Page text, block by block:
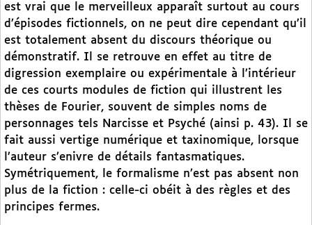
est vrai que le merveilleux apparaît surtout au cours
d’épisodes fictionnels, on ne peut dire cependant qu’il
est totalement absent du discours théorique ou
démonstratif. Il se retrouve en effet au titre de
digression exemplaire ou expérimentale à l’intérieur
de ces courts modules de fiction qui illustrent les
thèses de Fourier, souvent de simples noms de
personnages tels Narcisse et Psyché (ainsi p. 43). Il se
fait aussi vertige numérique et taxinomique, lorsque
l’auteur s’enivre de détails fantasmatiques.
Symétriquement, le formalisme n’est pas absent non
plus de la fiction : celle-ci obéit à des règles et des
principes fermes.